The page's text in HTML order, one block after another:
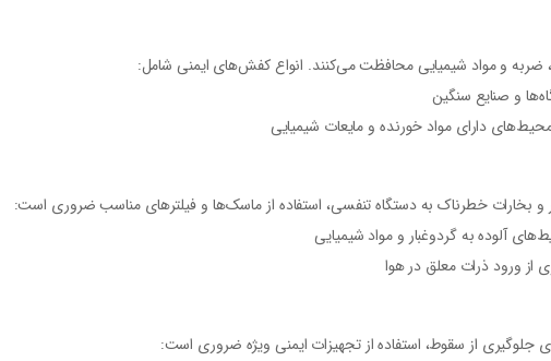
ضربه و مواد شیمیایی محافظت می‌کنند. انواع کفش‌های ایمنی شامل:
و صنایع سنگین
دارای مواد خورنده و مایعات شیمیایی
و بخارات خطرناک به دستگاه تنفسی، استفاده از ماسک‌ها و فیلترهای مناسب ضروری است:
آلوده به گردوغبار و مواد شیمیایی
از ورود ذرات معلق در هوا
جلوگیری از سقوط، استفاده از تجهیزات ایمنی ویژه ضروری است: